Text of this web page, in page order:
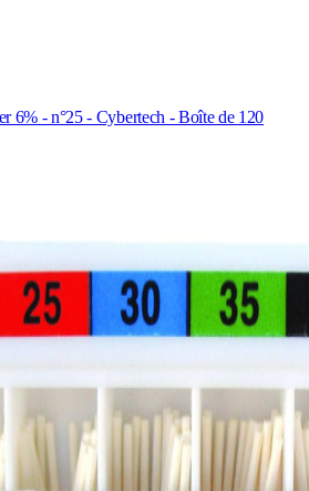
6% - n°25 - Cybertech - Boîte de 120